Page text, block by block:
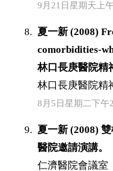
9月21日星期天上
夏一新 (2008)
comorbidities-
林口長庚醫院精
林口長庚醫院精
8月5日星期二下午
夏一新 (2008)
醫院邀請演講。
仁濟醫院會議室